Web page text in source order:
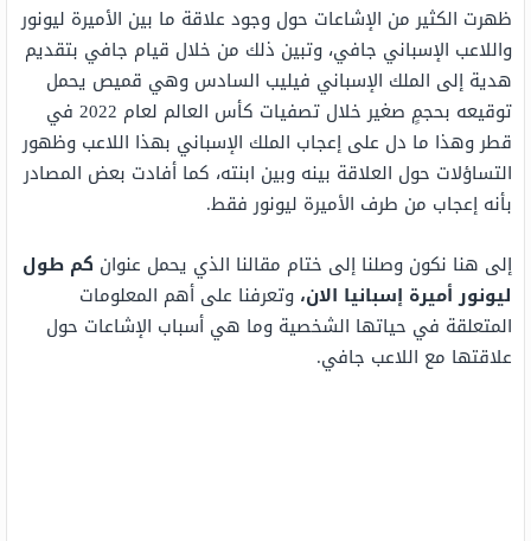
ظهرت الكثير من الإشاعات حول وجود علاقة ما بين الأميرة ليونور
واللاعب الإسباني جافي، وتبين ذلك من خلال قيام جافي بتقديم
هدية إلى الملك الإسباني فيليب السادس وهي قميص يحمل
توقيعه بحجمٍ صغير خلال تصفيات كأس العالم لعام 2022 في
قطر وهذا ما دل على إعجاب الملك الإسباني بهذا اللاعب وظهور
التساؤلات حول العلاقة بينه وبين ابنته، كما أفادت بعض المصادر
بأنه إعجاب من طرف الأميرة ليونور فقط.
إلى هنا نكون وصلنا إلى ختام مقالنا الذي يحمل عنوان كم طول
ليونور أميرة إسبانيا الان، وتعرفنا على أهم المعلومات
المتعلقة في حياتها الشخصية وما هي أسباب الإشاعات حول
علاقتها مع اللاعب جافي.